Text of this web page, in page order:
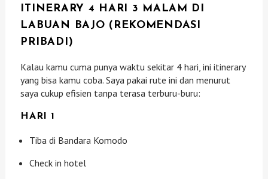
ITINERARY 4 HARI 3 MALAM DI
LABUAN BAJO (REKOMENDASI
PRIBADI)
Kalau kamu cuma punya waktu sekitar 4 hari, ini itinerary
yang bisa kamu coba. Saya pakai rute ini dan menurut
saya cukup efisien tanpa terasa terburu-buru:
HARI 1
Tiba di Bandara Komodo
Check in hotel